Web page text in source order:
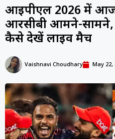
आईपीएल 2026 में आज
आरसीबी आमने-
कैसे देखें लाइव मैच
Vaishnavi Choudhary May 22,